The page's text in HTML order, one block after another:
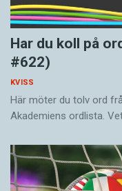
Har du koll på
#622)
KVISS
Här möter du tolv ord
Akademiens ordlista.